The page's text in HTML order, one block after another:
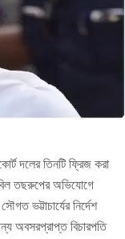
দলের তিনটি ফ্রিজ করা
তছরুপের অভিযোগে
ভট্টাচার্যের নির্দেশ
অবসরপ্রাপ্ত বিচারপতি